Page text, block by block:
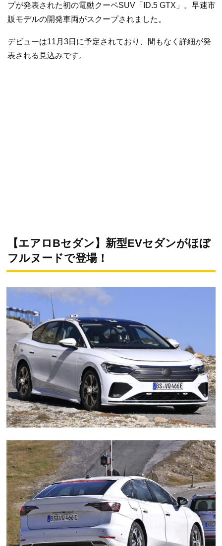
プが発表された初の電動クーペSUV「ID.5 GTX」。早速市
販モデルの開発車両がスクープされました。
デビューは11月3日に予定されており、間もなく詳細が発
表される見込みです。
【エアロBセダン】新型EVセダンがほぼ
フルヌードで登場！